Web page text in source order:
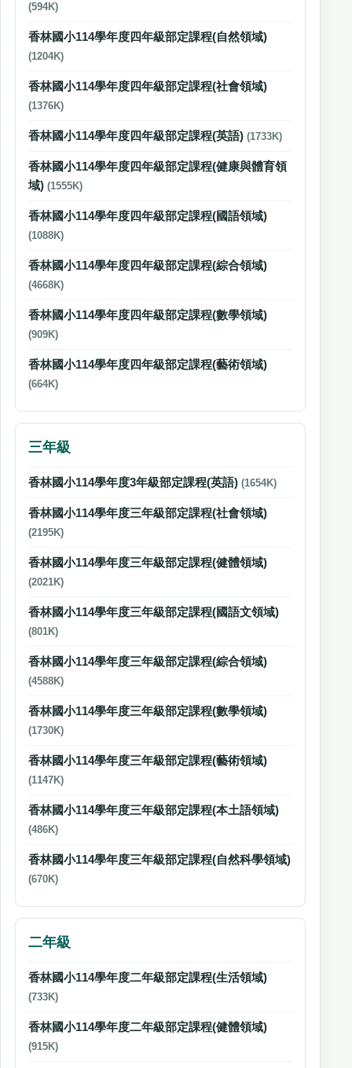
(594K)
香林國小114學年度四年級部定課程(自然領域)
(1204K)
香林國小114學年度四年級部定課程(社會領域)
(1376K)
香林國小114學年度四年級部定課程(英語) (1733K)
香林國小114學年度四年級部定課程(健康與體育領
域) (1555K)
香林國小114學年度四年級部定課程(國語領域)
(1088K)
香林國小114學年度四年級部定課程(綜合領域)
(4668K)
香林國小114學年度四年級部定課程(數學領域)
(909K)
香林國小114學年度四年級部定課程(藝術領域)
(664K)
三年級
香林國小114學年度3年級部定課程(英語) (1654K)
香林國小114學年度三年級部定課程(社會領域)
(2195K)
香林國小114學年度三年級部定課程(健體領域)
(2021K)
香林國小114學年度三年級部定課程(國語文領域)
(801K)
香林國小114學年度三年級部定課程(綜合領域)
(4588K)
香林國小114學年度三年級部定課程(數學領域)
(1730K)
香林國小114學年度三年級部定課程(藝術領域)
(1147K)
香林國小114學年度三年級部定課程(本土語領域)
(486K)
香林國小114學年度三年級部定課程(自然科學領域)
(670K)
二年級
香林國小114學年度二年級部定課程(生活領域)
(733K)
香林國小114學年度二年級部定課程(健體領域)
(915K)